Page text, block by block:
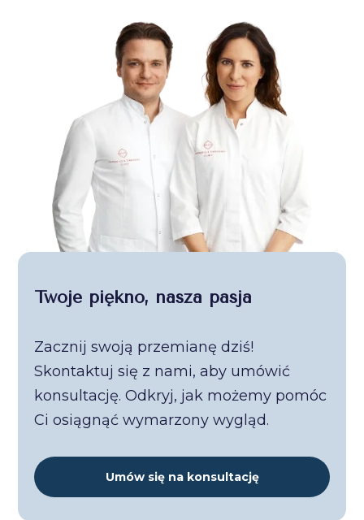
Twoje piękno, nasza pasja
Zacznij swoją przemianę dziś!
Skontaktuj się z nami, aby umówić
konsultację. Odkryj, jak możemy pomóc
Ci osiągnąć wymarzony wygląd.
Umów się na konsultację